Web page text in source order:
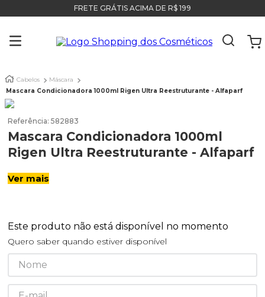
FRETE GRÁTIS ACIMA DE R$ 199
Cabelos
Máscara
Mascara Condicionadora 1000ml Rigen Ultra Reestruturante - Alfaparf
Referência: 582883
Mascara Condicionadora 1000ml
Rigen Ultra Reestruturante - Alfaparf
Ver mais
Este produto não está disponível no momento
Quero saber quando estiver disponível